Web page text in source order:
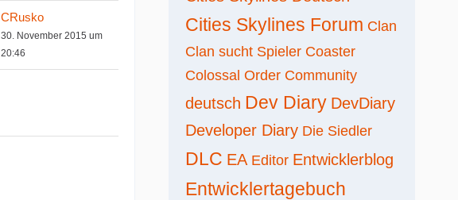
CRusko
30. November 2015 um
20:46
Cities Skylines Forum Clan
Clan sucht Spieler Coaster
Colossal Order Community
deutsch Dev Diary DevDiary
Developer Diary Die Siedler
DLC EA Editor Entwicklerblog
Entwicklertagebuch